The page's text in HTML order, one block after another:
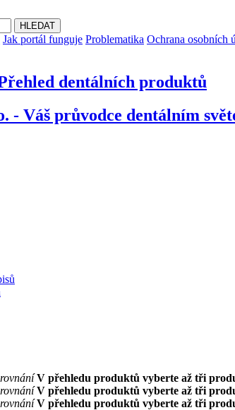
Jak portál funguje Problematika Ochrana osobních
dentálních produktů
- Váš průvodce dentálním
V přehledu produktů vyberte až tři
V přehledu produktů vyberte až tři
V přehledu produktů vyberte až tři